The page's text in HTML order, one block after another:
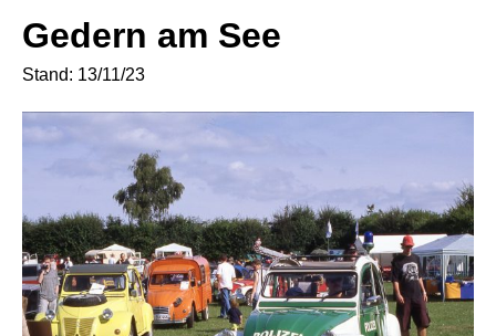
Gedern am See
Stand: 13/11/23